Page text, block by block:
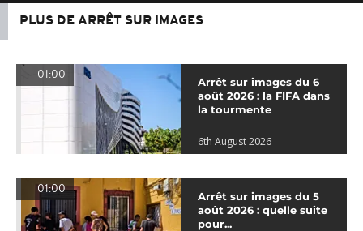
PLUS DE ARRÊT SUR IMAGES
01:00
Arrêt sur images du 6
août 2026 : la FIFA dans
la tourmente
6th August 2026
01:00
Arrêt sur images du 5
août 2026 : quelle suite
pour...